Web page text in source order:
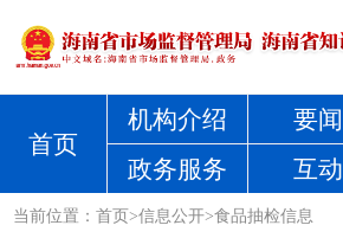
首页
机构介绍 要闻
政务服务
互动
当前位置：首页>信息公开>食品抽检信息